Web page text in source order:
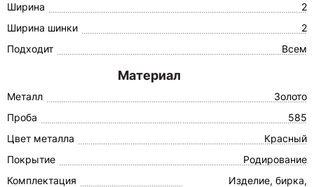
Ширина
2
Ширина шинки
2
Подходит
Всем
Материал
Металл
Золото
Проба
585
Цвет металла
Красный
Покрытие
Родирование
Комплектация
Изделие, бирка,